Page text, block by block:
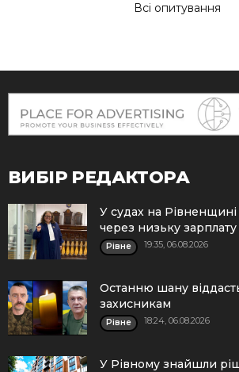
Всі опитування
ВИБІР РЕДАКТОРА
У судах на
через низьку зарплату
Рівне 19:35, 06.08.2026
Останню шану
захисникам
Рівне 18:24, 06.08.2026
У Рівному знайшли